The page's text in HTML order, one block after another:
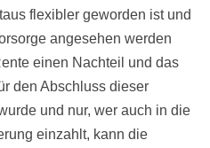
flexibler geworden ist und
angesehen werden
einen Nachteil und das
den Abschluss dieser
und nur, wer auch in die
einzahlt, kann die